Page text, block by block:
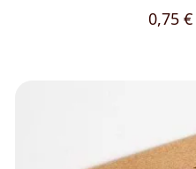
0,75 €